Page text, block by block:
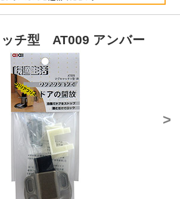
チ型 AT009 アンバー
>